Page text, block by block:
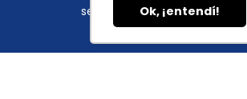
Ok, ¡entendí!